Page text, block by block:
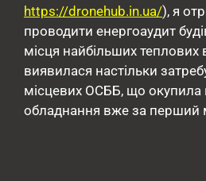
https://dronehub.in.ua/), я
проводити енергоаудит
місця найбільших теплових
виявилася настільки
місцевих ОСББ, що окупила
обладнання вже за перший